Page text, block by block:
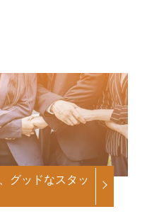
グッドなスタッ